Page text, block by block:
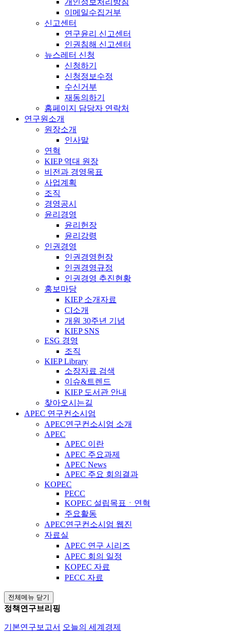
이메일수집거부
신고센터
연구윤리 신고센터
인권침해 신고센터
뉴스레터 신청
신청하기
신청정보수정
수신거부
재동의하기
홈페이지 담당자 연락처
연구원소개
원장소개
인사말
연혁
KIEP 역대 원장
비전과 경영목표
사업계획
조직
경영공시
윤리경영
윤리헌장
윤리강령
인권경영
인권경영헌장
인권경영규정
인권경영 추진현황
홍보마당
KIEP 소개자료
CI소개
개원 30주년 기념
KIEP SNS
ESG 경영
조직
KIEP Library
소장자료 검색
이슈&트렌드
KIEP 도서관 안내
찾아오시는길
APEC 연구컨소시엄
APEC연구컨소시엄 소개
APEC
APEC 이란
APEC 주요과제
APEC News
APEC 주요 회의결과
KOPEC
PECC
KOPEC 설립목표ㆍ연혁
주요활동
APEC연구컨소시엄 웹진
자료실
APEC 연구 시리즈
APEC 회의 일정
KOPEC 자료
PECC 자료
전체메뉴 닫기
정책연구브리핑
기본연구보고서 오늘의 세계경제